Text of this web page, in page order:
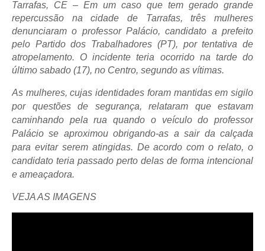
Tarrafas, CE – Em um caso que tem gerado grande
repercussão na cidade de Tarrafas, três mulheres
denunciaram o professor Palácio, candidato a prefeito
pelo Partido dos Trabalhadores (PT), por tentativa de
atropelamento. O incidente teria ocorrido na tarde do
último sabado (17), no Centro, segundo as vítimas.
As mulheres, cujas identidades foram mantidas em sigilo
por questões de segurança, relataram que estavam
caminhando pela rua quando o veículo do professor
Palácio se aproximou obrigando-as a sair da calçada
para evitar serem atingidas. De acordo com o relato, o
candidato teria passado perto delas de forma intencional
e ameaçadora.
VEJA AS IMAGENS